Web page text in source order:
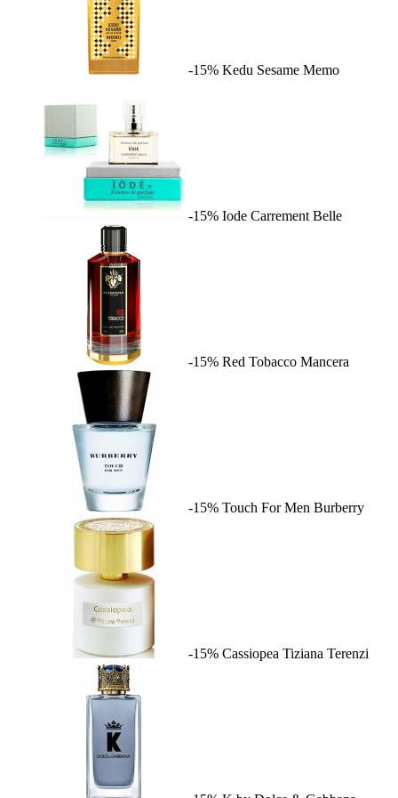
-15% Kedu Sesame Memo
-15% Iode Carrement Belle
-15% Red Tobacco Mancera
-15% Touch For Men Burberry
-15% Cassiopea Tiziana Terenzi